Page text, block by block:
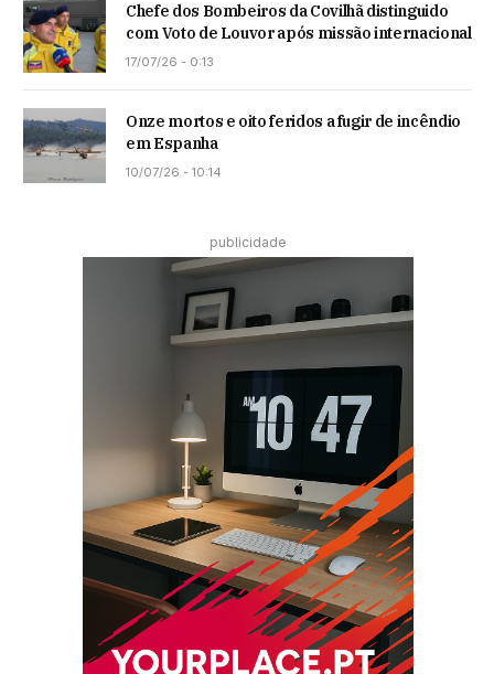
Chefe dos Bombeiros da Covilhã distinguido
com Voto de Louvor após missão internacional
17/07/26 - 0:13
Onze mortos e oito feridos a fugir de incêndio
em Espanha
10/07/26 - 10:14
publicidade